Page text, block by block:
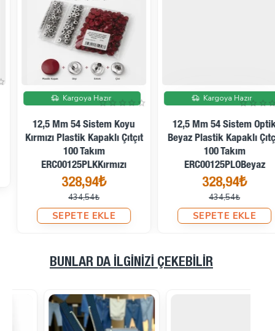
İndirimde
Kargoya Hazır
12,5 Mm 54 Sistem Koyu
Kırmızı Plastik Kapaklı Çıtçıt
100 Takım
ERC00125PLKKırmızı
328,94₺
434,54₺
SEPETE EKLE
İndirimde
Kargoya Hazır
12,5 Mm 54 Sistem Optik
Beyaz Plastik Kapaklı Çıtçıt
100 Takım
ERC00125PLOBeyaz
328,94₺
434,54₺
SEPETE EKLE
BUNLAR DA İLGINIZI ÇEKEBILIR